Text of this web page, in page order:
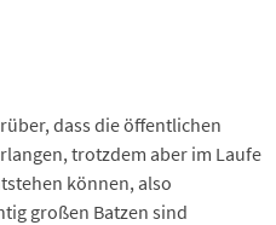
dass die öffentlichen
trotzdem aber im Laufe
können, also
großen Batzen sind